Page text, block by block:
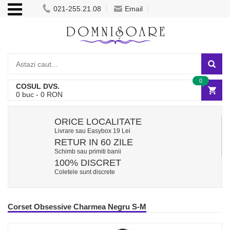
021-255.21.08 Email
COSUL DVS.
0 buc - 0 RON
0
ORICE LOCALITATE
Livrare sau Easybox 19 Lei
RETUR IN 60 ZILE
Schimb sau primiti banii
100% DISCRET
Coletele sunt discrete
Corset Obsessive Charmea Negru S-M